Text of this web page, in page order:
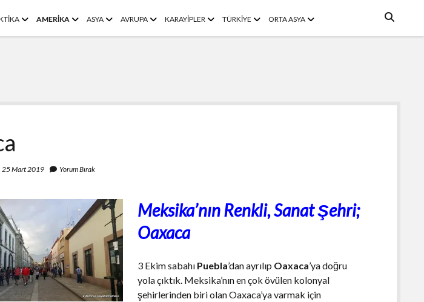
menüyüAMERİKA menüyü
ASYA menüyü
AVRUPA menüyüKARAYİPLER menüyüTÜRKİYE menüyüORTA ASYA menüyü
25 Mart 2019 Yorum Bırak
Meksika’nın Renkli, Sanat Şehri;
Oaxaca
3 Ekim sabahı Puebla’dan ayrılıp Oaxaca’ya doğru
yola çıktık. Meksika’nın en çok övülen kolonyal
şehirlerinden biri olan Oaxaca’ya varmak için